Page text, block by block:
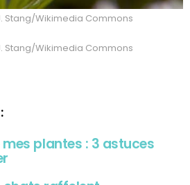
Stang/Wikimedia Commons
Stang/Wikimedia Commons
plantes : 3 astuces